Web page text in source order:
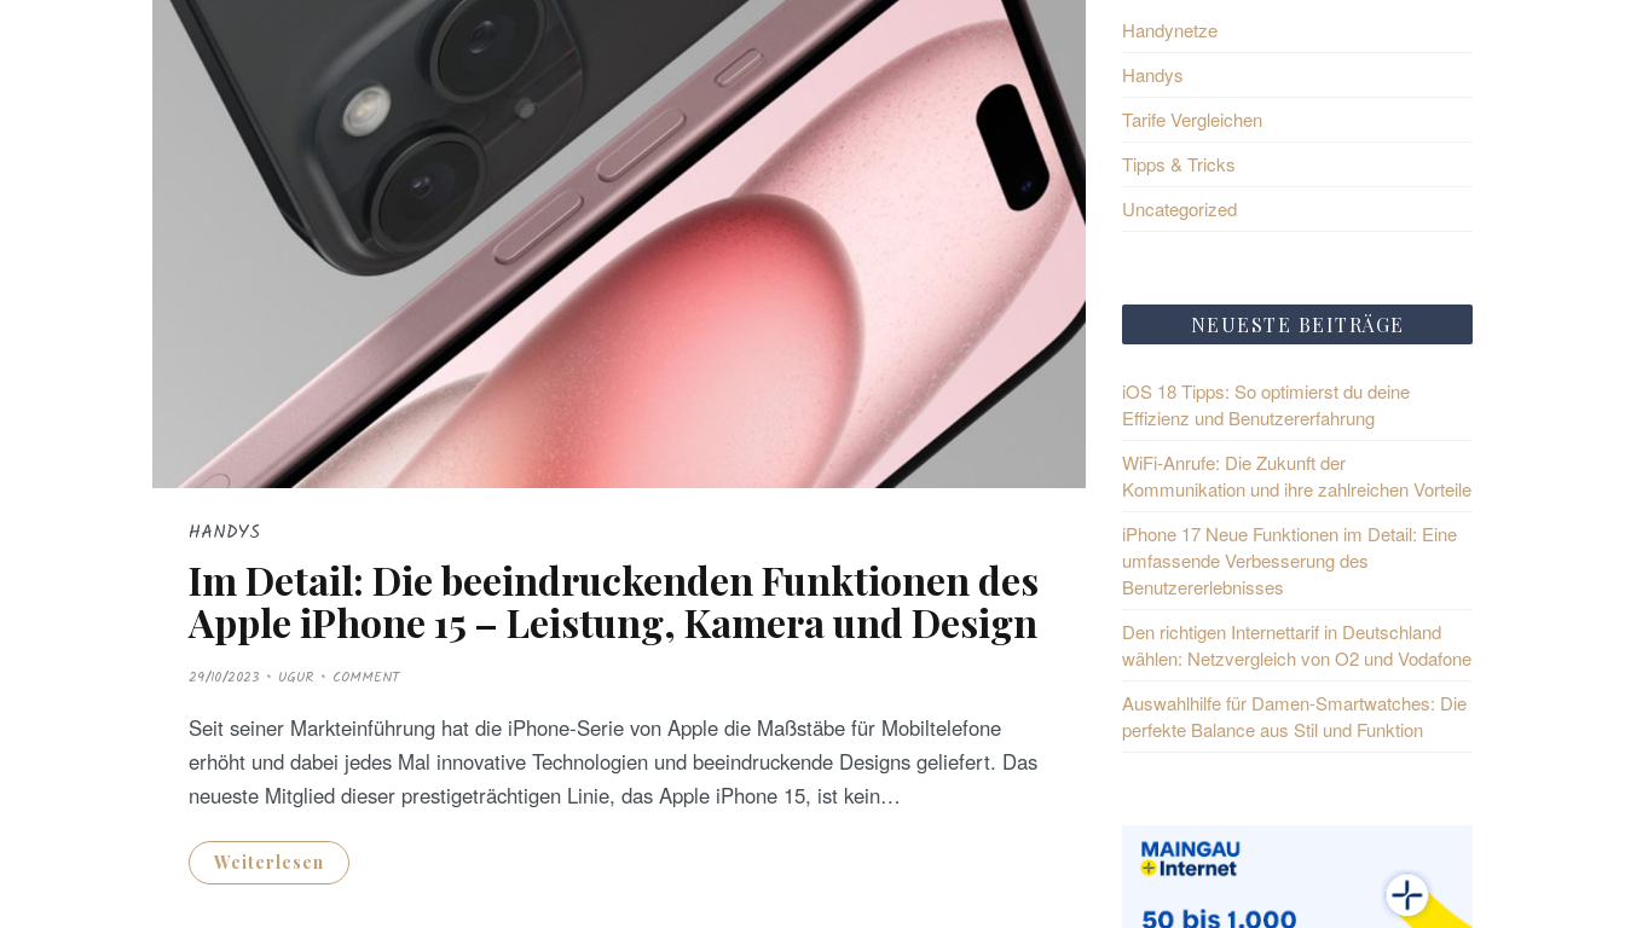
HANDYS
Im Detail: Die beeindruckenden Funktionen des
Apple iPhone 15 – Leistung, Kamera und Design
P
O
T
E
O
N
29/10/2023 UGUR COMMENT
Seit seiner Markteinführung hat die iPhone-Serie von Apple die Maßstäbe für Mobiltelefone
erhöht und dabei jedes Mal innovative Technologien und beeindruckende Designs geliefert. Das
neueste Mitglied dieser prestigeträchtigen Linie, das Apple iPhone 15, ist kein…
Weiterlesen
Handynetze
Handys
Tarife Vergleichen
Tipps & Tricks
Uncategorized
NEUESTE BEITRÄGE
iOS 18 Tipps: So optimierst du deine
Effizienz und Benutzererfahrung
WiFi-Anrufe: Die Zukunft der
Kommunikation und ihre zahlreichen Vorteile
iPhone 17 Neue Funktionen im Detail: Eine
umfassende Verbesserung des
Benutzererlebnisses
Den richtigen Internettarif in Deutschland
wählen: Netzvergleich von O2 und Vodafone
Auswahlhilfe für Damen-Smartwatches: Die
perfekte Balance aus Stil und Funktion